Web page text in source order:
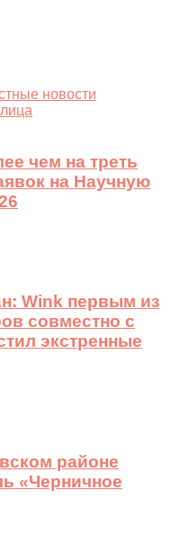
новости
чем на треть
на Научную
Wink первым из
совместно с
экстренные
районе
«Черничное